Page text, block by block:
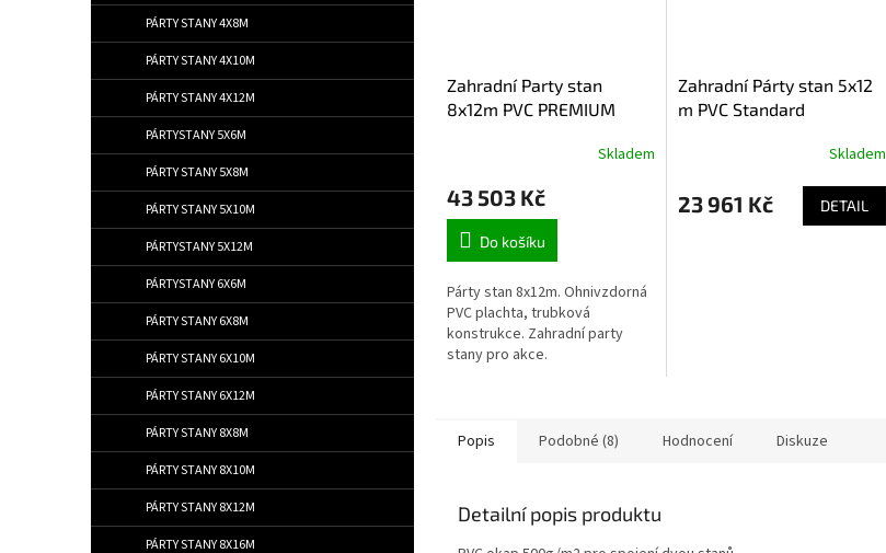
PÁRTY STANY 4X8M
PÁRTY STANY 4X10M
PÁRTY STANY 4X12M
PÁRTYSTANY 5X6M
PÁRTY STANY 5X8M
PÁRTY STANY 5X10M
PÁRTYSTANY 5X12M
PÁRTYSTANY 6X6M
PÁRTY STANY 6X8M
PÁRTY STANY 6X10M
PÁRTY STANY 6X12M
PÁRTY STANY 8X8M
PÁRTY STANY 8X10M
PÁRTY STANY 8X12M
PÁRTY STANY 8X16M
Zahradní Party stan
8x12m PVC PREMIUM
Skladem
43 503 Kč
Do košíku
Párty stan 8x12m. Ohnivzdorná
PVC plachta, trubková
konstrukce. Zahradní party
stany pro akce.
Zahradní Párty stan 5x12
m PVC Standard
Skladem
23 961 Kč DETAIL
Popis Podobné (8) Hodnocení Diskuze
Detailní popis produktu